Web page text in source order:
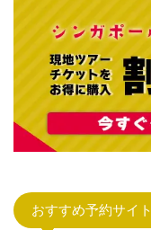
おすすめ予約サイト